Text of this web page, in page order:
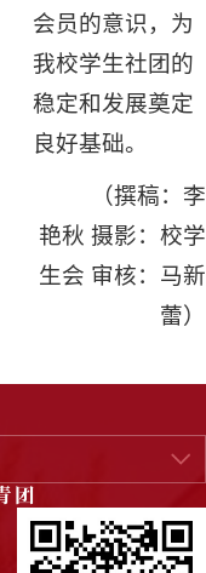
会员的意识，为
我校学生社团的
稳定和发展奠定
良好基础。
（撰稿：李
艳秋 摄影：校学
生会 审核：马新
蕾）